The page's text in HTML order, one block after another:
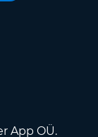
App OÜ.